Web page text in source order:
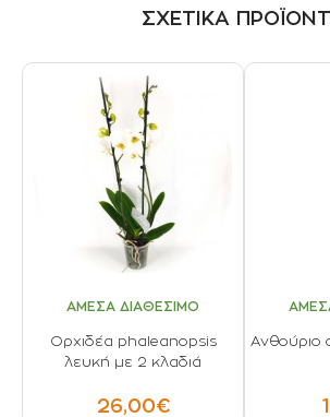
ΣΧΕΤΙΚΑ
ΑΜΕΣΑ ΔΙΑΘΕΣΙΜΟ
Ορχιδέα phaleanopsis
λευκή με 2 κλαδιά
26,00€
Ανθούριο